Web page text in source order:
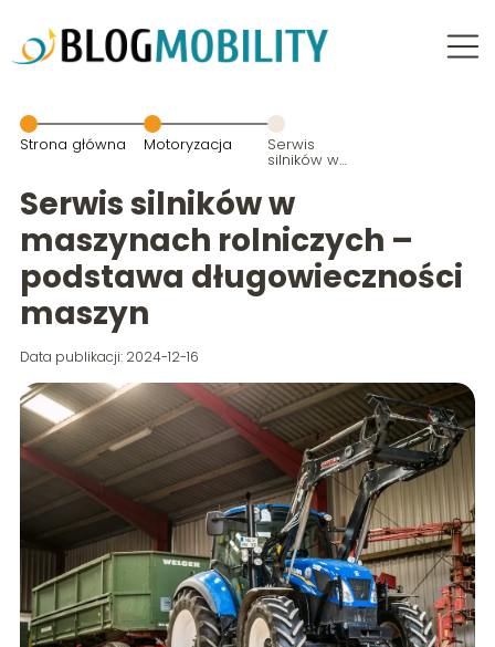
Strona główna Motoryzacja Serwis
silników w
podstawa
długowieczności
maszyn
Serwis silników w
maszynach rolniczych –
podstawa długowieczności
maszyn
Data publikacji: 2024-12-16